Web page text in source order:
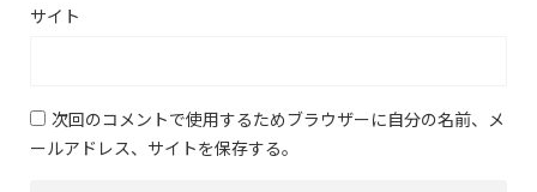
サイト
次回のコメントで使用するためブラウザーに自分の名前、メ
ールアドレス、サイトを保存する。